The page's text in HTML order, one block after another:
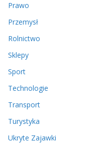
Prawo
Przemysł
Rolnictwo
Sklepy
Sport
Technologie
Transport
Turystyka
Ukryte Zajawki